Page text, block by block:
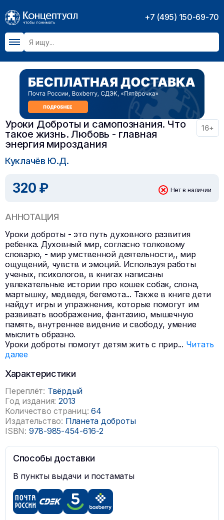
+7 (495) 150-69-70
Уроки Доброты и самопознания. Что
такое жизнь. Любовь - главная
энергия мироздания
16+
Куклачёв Ю.Д.
320 ₽ Нет в наличии
АННОТАЦИЯ
Уроки доброты - это путь духовного развития
ребенка. Духовный мир, согласно толковому
словарю, - мир умственной деятельности,, мир
ощущений, чувств и эмоций. Используя работы
ученых, психологов, в книгах написаны
увлекательные истории про кошек собак, слона,
мартышку, медведя, бегемота... Также в книге дети
найдут игры и упражнения, которые помогут им
развивать воображение, фантазию, мышечную
память, внутреннее видение и свободу, умение
мыслить образно.
Уроки доброты помогут детям жить с прир... Читать
далее
Характеристики
Переплёт: Твёрдый
Год издания: 2013
Количество страниц: 64
Издательство: Планета доброты
ISBN: 978-985-454-616-2
Способы доставки
В пункты выдачи и постаматы